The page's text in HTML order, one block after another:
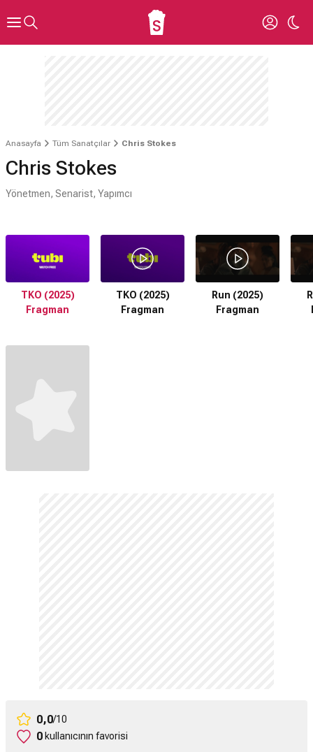
Anasayfa Tüm Sanatçılar Chris Stokes
Chris Stokes
Yönetmen, Senarist, Yapımcı
TKO (2025)
Fragman
TKO (2025)
Fragman
Run (2025)
Fragman
0,0/10
0 kullanıcının favorisi